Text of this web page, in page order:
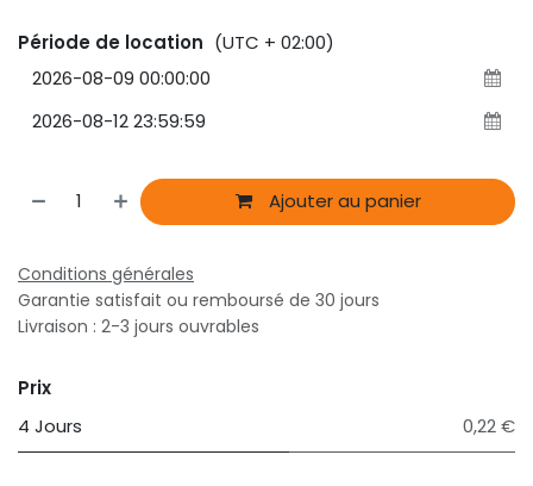
Période de location (UTC + 02:00)
Ajouter au panier
Conditions générales
Garantie satisfait ou remboursé de 30 jours
Livraison : 2-3 jours ouvrables
Prix
4 Jours
0,22 €